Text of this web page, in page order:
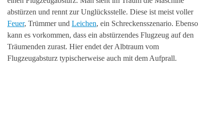
abstürzen und rennt zur Unglücksstelle. Diese ist meist voller
Feuer, Trümmer und Leichen, ein Schreckensszenario. Ebenso
kann es vorkommen, dass ein abstürzendes Flugzeug auf den
Träumenden zurast. Hier endet der Albtraum vom
Flugzeugabsturz typischerweise auch mit dem Aufprall.